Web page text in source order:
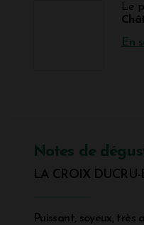
Le
En
Notes de
LA CROIX
Puissant, soyeux, très